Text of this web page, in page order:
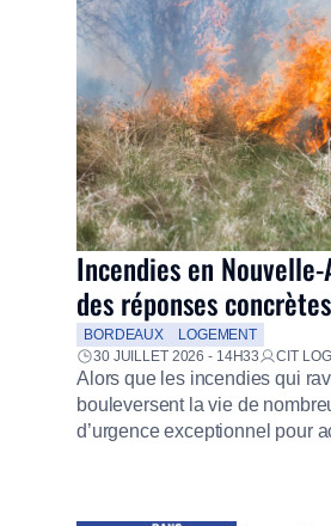
Incendies en
des réponses
BORDEAUX
LOGEMENT
30 JUILLET 2026 - 14H33
CIT
Alors que les incendies qui
bouleversent la vie de
d’urgence exceptionnel pour